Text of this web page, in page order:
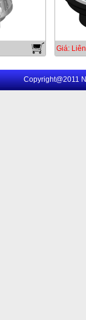
Giá:
Copyright@2011